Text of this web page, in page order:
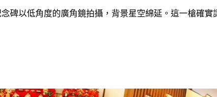
碑以低角度的廣角鏡拍攝，背景星空綿延。這一槍確實